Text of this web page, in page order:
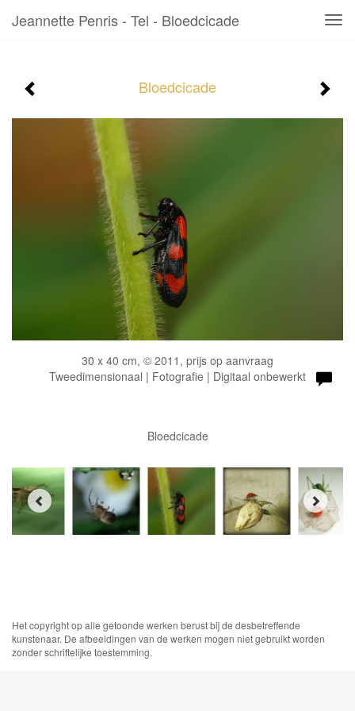
Jeannette Penris - Tel - Bloedcicade
Bloedcicade
30 x 40 cm, © 2011, prijs op aanvraag
Tweedimensionaal | Fotografie | Digitaal onbewerkt
Bloedcicade
Het copyright op alle getoonde werken berust bij de desbetreffende
kunstenaar. De afbeeldingen van de werken mogen niet gebruikt worden
zonder schriftelijke toestemming.